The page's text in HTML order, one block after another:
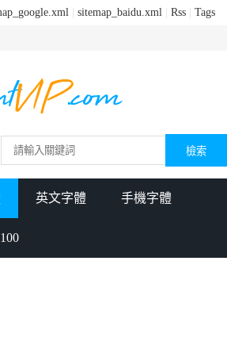
sitemap_baidu.xml Rss Tags
英文字體 手機字體